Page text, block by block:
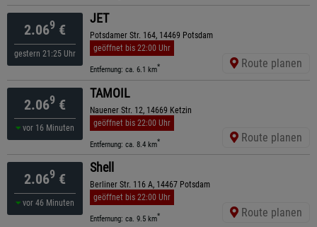
2.069 €
gestern 21:25 Uhr
JET
Potsdamer Str. 164, 14469 Potsdam
geöffnet bis 22:00 Uhr
Entfernung: ca. 6.1 km* Route planen
2.069 €
vor 16 Minuten
TAMOIL
Nauener Str. 12, 14669 Ketzin
geöffnet bis 22:00 Uhr
Entfernung: ca. 8.4 km* Route planen
2.069 €
vor 46 Minuten
Shell
Berliner Str. 116 A, 14467 Potsdam
geöffnet bis 22:00 Uhr
Entfernung: ca. 9.5 km* Route planen